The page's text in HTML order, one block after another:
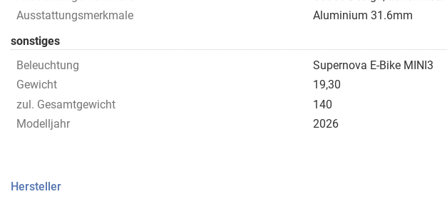
Ausstattungsmerkmale
Aluminium 31.6mm
sonstiges
Beleuchtung
Supernova E-Bike MINI3
Gewicht
19,30
zul. Gesamtgewicht
140
Modelljahr
2026
Hersteller